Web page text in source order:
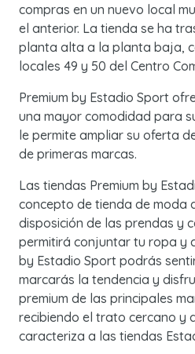
compras en un nuevo local
el anterior. La tienda se ha
planta alta a la planta baja,
locales 49 y 50 del Centro
Premium by Estadio Sport
una mayor comodidad para
le permite ampliar su oferta
de primeras marcas.
Las tiendas Premium by
concepto de tienda de moda
disposición de las prendas y
permitirá conjuntar tu ropa y
by Estadio Sport podrás
marcarás la tendencia y
premium de las principales
recibiendo el trato cercano y
caracteriza a las tiendas